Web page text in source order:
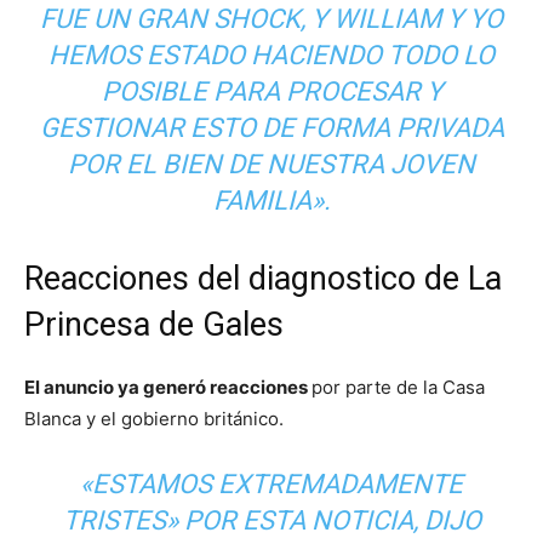
FUE UN GRAN SHOCK, Y WILLIAM Y YO
HEMOS ESTADO HACIENDO TODO LO
POSIBLE PARA PROCESAR Y
GESTIONAR ESTO DE FORMA PRIVADA
POR EL BIEN DE NUESTRA JOVEN
FAMILIA».
Reacciones del diagnostico de La
Princesa de Gales
El anuncio ya generó reacciones por parte de la Casa
Blanca y el gobierno británico.
«ESTAMOS EXTREMADAMENTE
TRISTES» POR ESTA NOTICIA, DIJO